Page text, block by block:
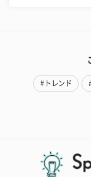
#トレンド